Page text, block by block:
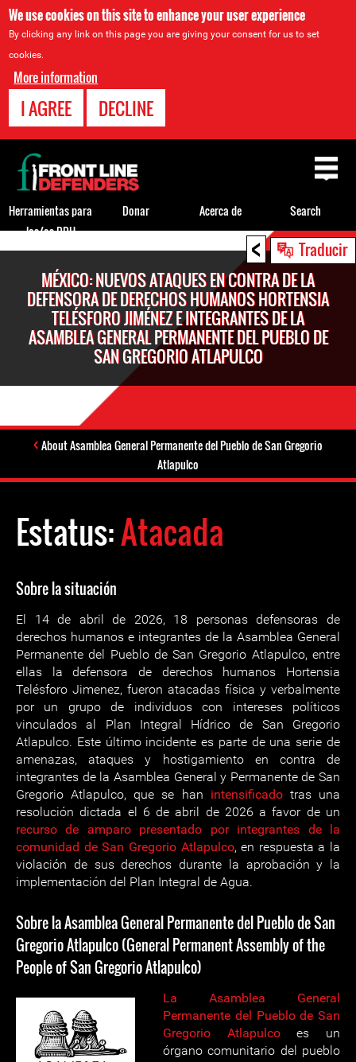
We use cookies on this site to enhance your user experience
By clicking any link on this page you are giving your consent for us to set
cookies.
More information
I AGREE DECLINE
< Traducir
MÉXICO: NUEVOS ATAQUES EN CONTRA DE LA
DEFENSORA DE DERECHOS HUMANOS HORTENSIA
TELÉSFORO JIMÉNEZ E INTEGRANTES DE LA
ASAMBLEA GENERAL PERMANENTE DEL PUEBLO DE
SAN GREGORIO ATLAPULCO
About Asamblea General Permanente del Pueblo de San Gregorio
Atlapulco
Estatus:Atacada
Sobre la situación
El 14 de abril de 2026, 18 personas defensoras de
derechos humanos e integrantes de la Asamblea General
Permanente del Pueblo de San Gregorio Atlapulco, entre
ellas la defensora de derechos humanos Hortensia
Telésforo Jimenez, fueron atacadas física y verbalmente
por un grupo de individuos con intereses políticos
vinculados al Plan Integral Hídrico de San Gregorio
Atlapulco. Este último incidente es parte de una serie de
amenazas, ataques y hostigamiento en contra de
integrantes de la Asamblea General y Permanente de San
Gregorio Atlapulco, que se han intensificadotras una
resolución dictada el 6 de abril de 2026 a favor de un
recurso de amparo presentado por integrantes de la
comunidad de San Gregorio Atlapulco, en respuesta a la
violación de sus derechos durante la aprobación y la
implementación del Plan Integral de Agua.
Sobre la Asamblea General Permanente del Pueblo de San
Gregorio Atlapulco (General Permanent Assembly of the
People of San Gregorio Atlapulco)
La Asamblea General
Permanente del Pueblo de San
Gregorio Atlapulcoes un
órgano comunitario del pueblo
Back
to
top
Herramientas para
los/as DDH
Donar Acerca de Search